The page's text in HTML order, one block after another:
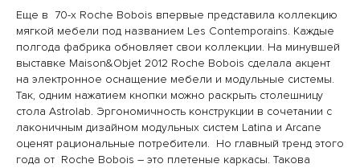
Еще в 70-х Roche Bobois впервые представила коллекцию
мягкой мебели под названием Les Contemporains. Каждые
полгода фабрика обновляет свои коллекции. На минувшей
выставке Maison&Objet 2012 Roche Bobois сделала акцент
на электронное оснащение мебели и модульные системы.
Так, одним нажатием кнопки можно раскрыть столешницу
стола Astrolab. Эргономичность конструкции в сочетании с
лаконичным дизайном модульных систем Latina и Arcane
оценят рациональные потребители. Но главный тренд этого
года от Roche Bobois – это плетеные каркасы. Такова